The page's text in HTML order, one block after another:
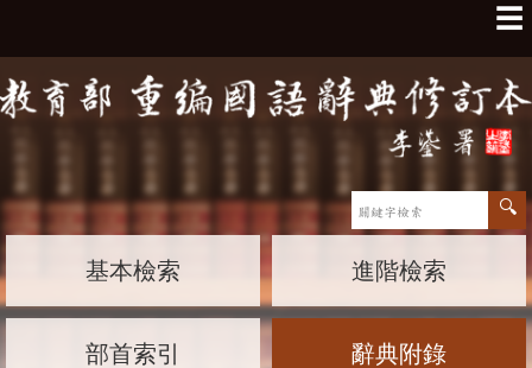
☰
基本檢索 進階檢索
部首索引 辭典附錄